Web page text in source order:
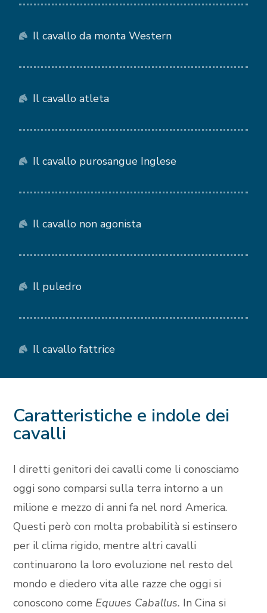
Il cavallo da monta Western
Il cavallo atleta
Il cavallo purosangue Inglese
Il cavallo non agonista
Il puledro
Il cavallo fattrice
Caratteristiche e indole dei
cavalli
I diretti genitori dei cavalli come li conosciamo
oggi sono comparsi sulla terra intorno a un
milione e mezzo di anni fa nel nord America.
Questi però con molta probabilità si estinsero
per il clima rigido, mentre altri cavalli
continuarono la loro evoluzione nel resto del
mondo e diedero vita alle razze che oggi si
conoscono come Equues Caballus. In Cina si